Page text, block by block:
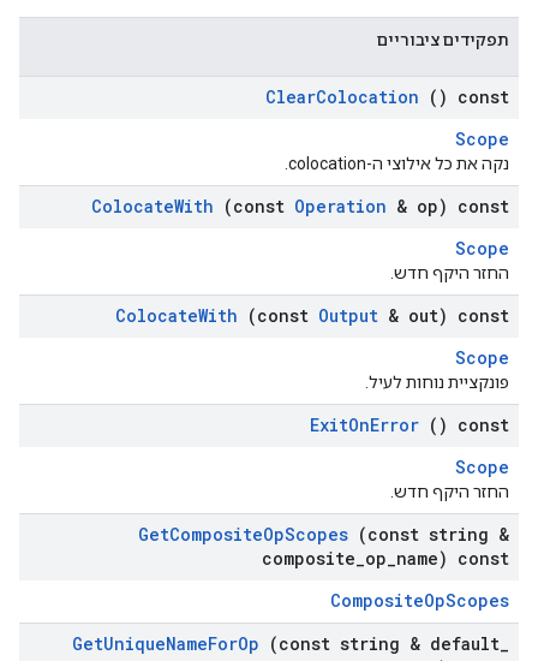
תפקידים ציבוריים
ClearColocation () const
Scope
נקה את כל אילוצי ה-colocation.
ColocateWith (const Operation & op) const
Scope
החזר היקף חדש.
ColocateWith (const Output & out) const
Scope
פונקציית נוחות לעיל.
ExitOnError () const
Scope
החזר היקף חדש.
GetCompositeOpScopes (const string &
composite op name) const
CompositeOpScopes
GetUniqueNameForOp (const string & default